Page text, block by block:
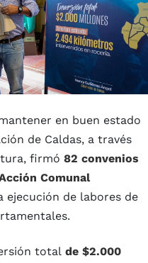
en buen estado
de Caldas, a través
firmó 82 convenios
Comunal
ejecución de labores de
total de $2.000